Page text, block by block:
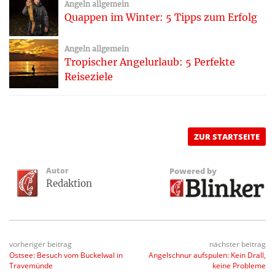
Angeln allgemein
Quappen im Winter: 5 Tipps zum Erfolg
Angeln allgemein
Tropischer Angelurlaub: 5 Perfekte
Reiseziele
ZUR STARTSEITE
Autor
Redaktion
Powered by
vorheriger beitrag
Ostsee: Besuch vom Buckelwal in
Travemünde
nächster beitrag
Angelschnur aufspulen: Kein Drall,
keine Probleme